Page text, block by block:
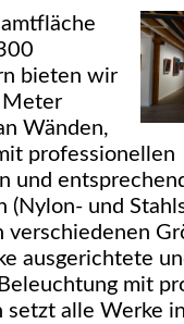
bieten wir
Meter
Wänden,
professionellen
und
(Nylon- und
verschiedenen
ausgerichtete
mit
setzt alle Werke